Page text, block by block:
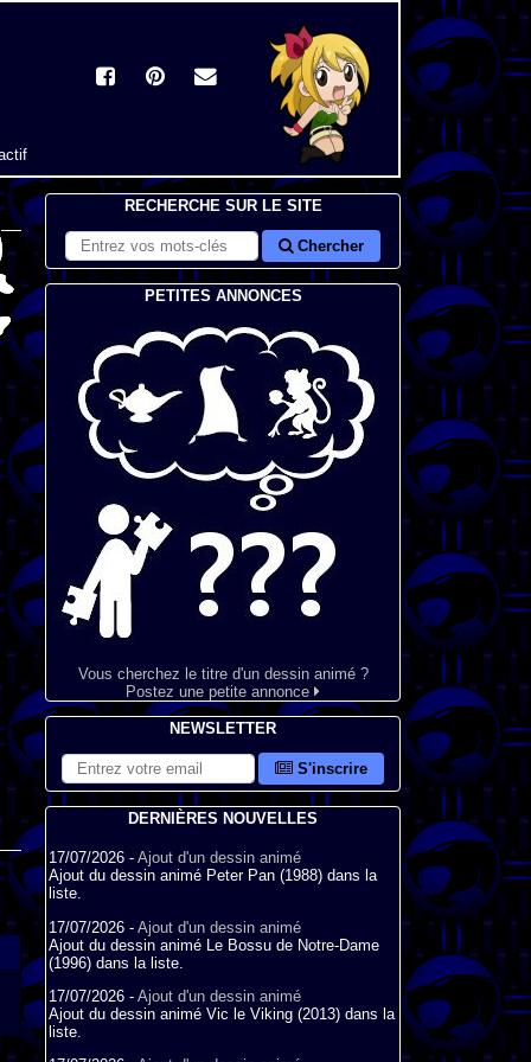
RECHERCHE SUR LE SITE
Chercher
PETITES ANNONCES
Vous cherchez le titre d'un dessin animé ?
Postez une petite annonce
NEWSLETTER
S'inscrire
DERNIÈRES NOUVELLES
17/07/2026 - Ajout d'un dessin animé
Ajout du dessin animé Peter Pan (1988) dans la
liste.
17/07/2026 - Ajout d'un dessin animé
Ajout du dessin animé Le Bossu de Notre-Dame
(1996) dans la liste.
17/07/2026 - Ajout d'un dessin animé
Ajout du dessin animé Vic le Viking (2013) dans la
liste.